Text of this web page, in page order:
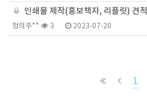
인쇄물 제작(홍보책자, 리플릿) 견
정의주** 3 2023-07-20
1